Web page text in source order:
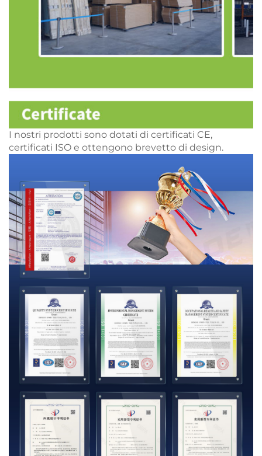
I nostri prodotti sono dotati di certificati CE,
certificati ISO e ottengono brevetto di design.